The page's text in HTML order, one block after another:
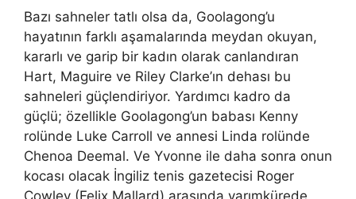
Bazı sahneler tatlı olsa da, Goolagong’u
hayatının farklı aşamalarında meydan okuyan,
kararlı ve garip bir kadın olarak canlandıran
Hart, Maguire ve Riley Clarke’ın dehası bu
sahneleri güçlendiriyor. Yardımcı kadro da
güçlü; özellikle Goolagong’un babası Kenny
rolünde Luke Carroll ve annesi Linda rolünde
Chenoa Deemal. Ve Yvonne ile daha sonra onun
kocası olacak İngiliz tenis gazetecisi Roger
Cowley (Felix Mallard) arasında yarımkürede